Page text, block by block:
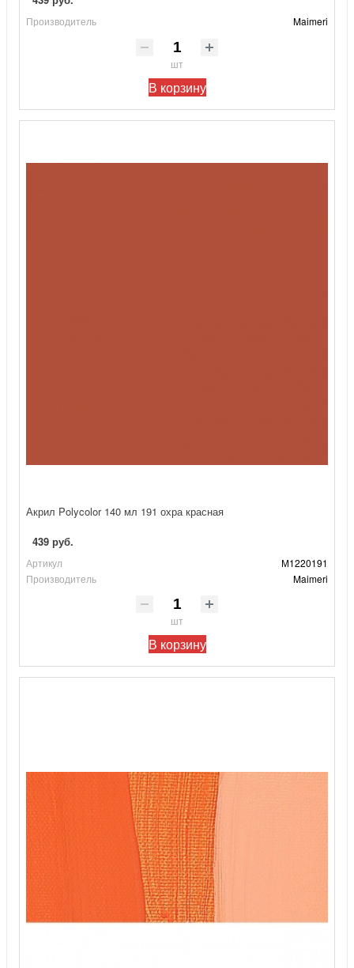
Производитель Maimeri
шт
В корзину
Акрил Polycolor 140 мл 191 охра красная
439 руб.
Артикул
М1220191
Производитель
Maimeri
шт
В корзину